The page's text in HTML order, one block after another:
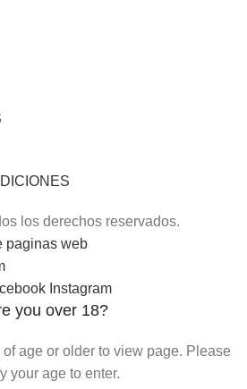
los derechos reservados.
paginas web
Instagram
you over 18?
age or older to view page. Please
your age to enter.